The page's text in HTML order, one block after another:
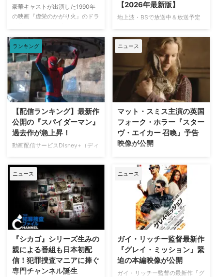
豪華キャストが出演した1990年
の映画『虚栄のかがり火』のドラ
たが、頓挫したことが明らかにな
った。米Deadlineが報じてい
る。 鬼門らしく一筋縄ではいか
ず 原作は、1987年に出版された
トム・ウルフのベストセラー小説
「虚栄の篝火」。1980年代のニ
ューヨークの上流社会を辛辣に風
刺した作品だ。ウォール街で台頭
したトレーダーたち、その華奢な
妻や愛人、そして富裕層が住むマ
ンハッタンと周辺の貧困な地区と
の間にくすぶる人種間の緊張を描
【2026年最新版】
地上波・BSで放送中＆放送予定
時更新） NHK・NHK BSで放送
中＆放送予定の海外ドラマ 海外
ドラマ『DOC（ドック） あす
へのカルテ』 NHK BSプレミアム
4K｜毎週（木） 17：00～ イタ
リア発！ 12年間の記憶を失った
エリート医師の物語。 原作 ピエ
ルダンテ・ピッチョーニ キャス
ト ルカ・アルジェンテーロ、マ
ティルデ・ジョリ、サラ・ラッザ
ーロ ほか ≫≫『DOC（ドッ
ク）3 あすへのカルテ』詳細 海
すへのカルテ』 総合｜毎週
（日） …
ランキング
【配信ランキング】最新作
公開の『スパイダーマン』
過去作が急上昇！
動画配信サービスDisney+（ディ
気ランキングをご紹介する。 デ
ィズニープラス人気ランキング
TOP10【2026年8月7日】 ディズ
ニープラス本日のTOP10は下記
の通り（2026年8月7日時点）。
スパイダーマン：ノー・ウェイ・
ホーム 殺し屋たちの店 スパイダ
ーマン：ホームカミング 私がビ
ーバーになる時 スパイダーマ
ン：ファー・フロム・ホーム ア
ベンジャーズ／エンドゲーム ア
ベンジャーズ／インフィニティ・
ニュース
マット・スミス主演の英国
フォーク・ホラー『スター
ヴ・エイカー 召喚』予告
映像が公開
英国ヨークシャー地方を舞台に、
土地の伝承と家族の崩壊を描くフ
ォーク・ホラー映画『スターヴ・
エイカー 召喚』。公開に先駆け
て、不穏な空気が漂う日本版予告
映像と、英国らしい曇天の世界観
が印象的な場面写真が一挙に公開
された。 土地に眠る伝承と家族
の崩壊を描く、静謐なるフォー
ク・ホラー リチャードとジュリ
エット夫妻が最近移り住んだ英国
ヨークシャー地方の人里離れた
「スターヴ・エイカー」は、家族
ニュース
『シカゴ』シリーズ生みの
親による番組も日本初配
信！犯罪捜査マニアに捧ぐ
専門チャンネル誕生
ニュース
ガイ・リッチー監督最新作
『グレイ・ミッション』緊
迫の本編映像が公開
ガイ・リッチー監督の最新作『グ